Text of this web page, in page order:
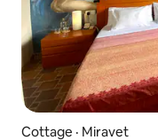
Cottage · Miravet